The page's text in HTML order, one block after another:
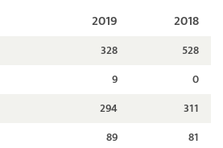
2019 2018
328
528
9
0
294
311
89 81